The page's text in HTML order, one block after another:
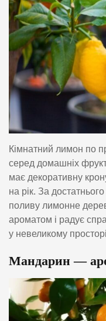
Кімнатний лимон по
серед домашніх
має декоративну
на рік. За
поливу лимонне
ароматом і радує
у невеликому
Мандарин —